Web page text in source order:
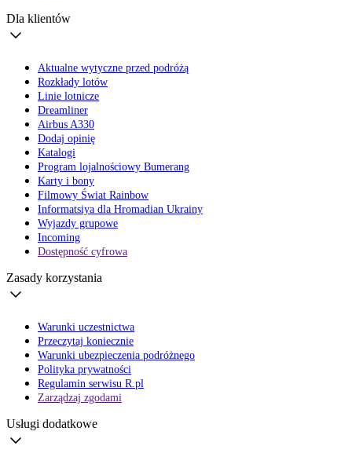
Dla klientów
Aktualne wytyczne przed podróżą
Rozkłady lotów
Linie lotnicze
Dreamliner
Airbus A330
Dodaj opinię
Katalogi
Program lojalnościowy Bumerang
Karty i bony
Filmowy Świat Rainbow
Informatsiya dla Hromadian Ukrainy
Wyjazdy grupowe
Incoming
Dostępność cyfrowa
Zasady korzystania
Warunki uczestnictwa
Przeczytaj koniecznie
Warunki ubezpieczenia podróżnego
Polityka prywatności
Regulamin serwisu R.pl
Zarządzaj zgodami
Usługi dodatkowe